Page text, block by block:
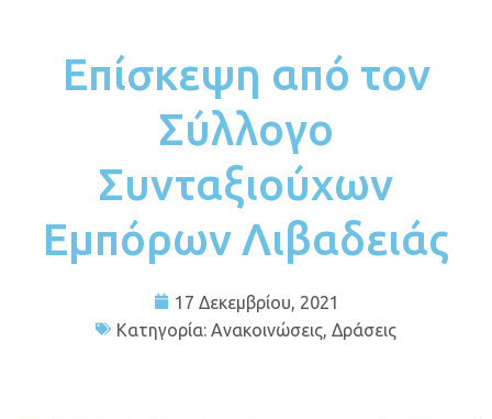
Επίσκεψη από τον
Σύλλογο
Συνταξιούχων
Εμπόρων Λιβαδειάς
17 Δεκεμβρίου, 2021
Κατηγορία: Ανακοινώσεις, Δράσεις